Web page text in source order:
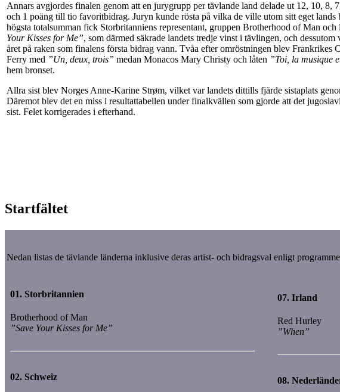
Annars avgjordes finalen genom att en jurygrupp per tävlande land delade ut 12, 10, 8,
och 1 poäng till tio favoritbidrag. Juryn kunde rösta på vilka de ville utom sitt eget lands
högsta totalsumman fick Storbritanniens representant, gruppen Brotherhood of Man och
Your Kisses for Me”, som därmed säkrade landets tredje vinst i tävlingen, och dessutom
året på raken som finalens första bidrag vann. Tvåa efter omröstningen blev Frankrikes
Ferry med ”Un, deux, trois” medan Monacos Mary Christy och låten ”Toi, la musique
hem bronset.
Allra sist blev Norges Anne-Karine Strøm, vilket var landets dittills fjärde sistaplats
Däremot blev det en miss i resultattabellen under finalkvällen som gjorde att det
sist. Felet korrigerades i efterhand.
Startfältet
Nedan listas de tävlande länderna inklusive deras artist- och bidragsval enligt
01. Storbritannien
Brotherhood of Man
”Save Your Kisses for Me”
02. Schweiz
07. Irland
Red Hurley
”When”
08.